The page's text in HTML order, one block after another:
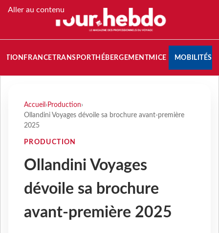
Aller au contenu
FRANCETRANSPORT HÉBERGEMENTMICE MOBILITÉS
Accueil › Production›
Ollandini Voyages dévoile sa brochure avant-première
2025
PRODUCTION
Ollandini Voyages
dévoile sa brochure
avant-première 2025